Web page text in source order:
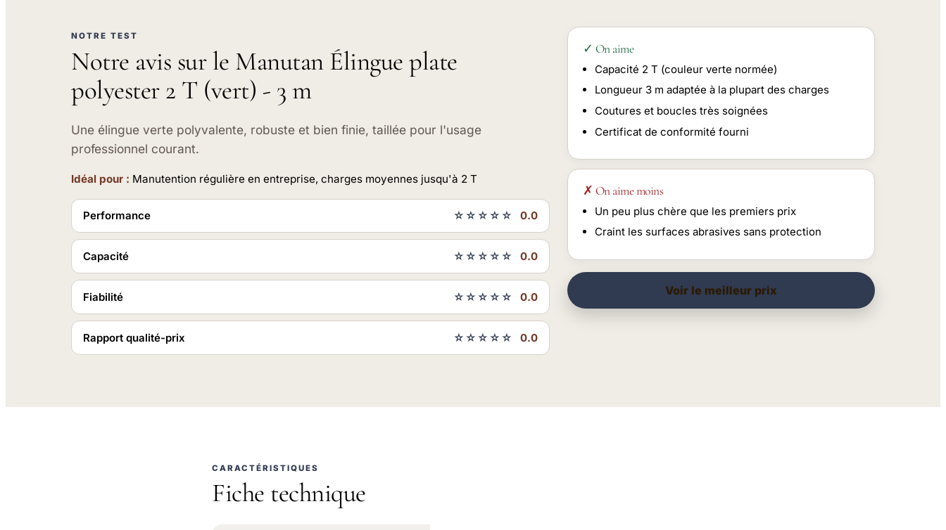
NOTRE TEST
Notre avis sur le Manutan Élingue plate
polyester 2 T (vert) - 3 m
Une élingue verte polyvalente, robuste et bien finie, taillée pour l'usage
professionnel courant.
Idéal pour : Manutention régulière en entreprise, charges moyennes jusqu'à 2 T
Performance ☆☆☆☆☆ 0.0
Capacité ☆☆☆☆☆ 0.0
Fiabilité ☆☆☆☆☆ 0.0
Rapport qualité-prix ☆☆☆☆☆ 0.0
✓ On aime
Capacité 2 T (couleur verte normée)
Longueur 3 m adaptée à la plupart des charges
Coutures et boucles très soignées
Certificat de conformité fourni
✗ On aime moins
Un peu plus chère que les premiers prix
Craint les surfaces abrasives sans protection
Voir le meilleur prix
CARACTÉRISTIQUES
Fiche technique